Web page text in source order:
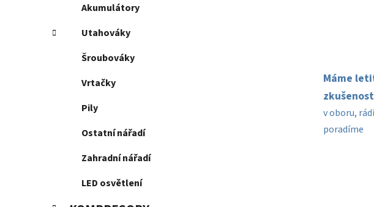
Akumulátory
Utahováky
Šroubováky
Vrtačky
Pily
Ostatní nářadí
Zahradní nářadí
LED osvětlení
Máme
v oboru,
poradíme